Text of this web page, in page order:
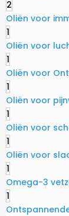
2
Oliën voor
1
Oliën voor
1
Oliën voor
1
Oliën voor
1
Oliën voor
1
Oliën voor
1
Omega-3
1